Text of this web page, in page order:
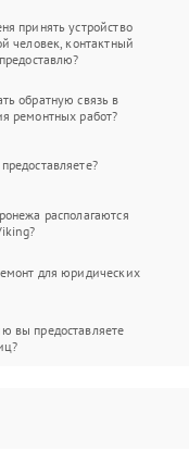
принять устройство
человек, контактный
обратную связь в
ремонтных работ?
располагаются
для юридических
вы предоставляете